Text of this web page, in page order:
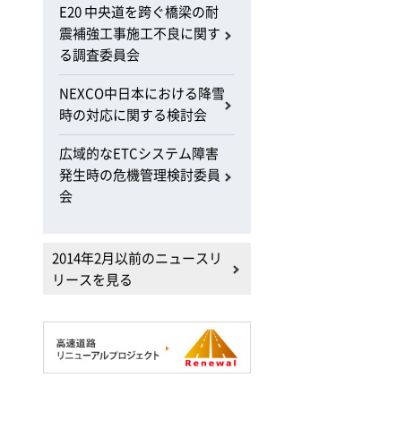
E20 中央道を跨ぐ橋梁の耐
震補強工事施工不良に関す
る調査委員会
NEXCO中日本における降雪
時の対応に関する検討会
広域的なETCシステム障害
発生時の危機管理検討委員
会
2014年2月以前のニュースリ
リースを見る